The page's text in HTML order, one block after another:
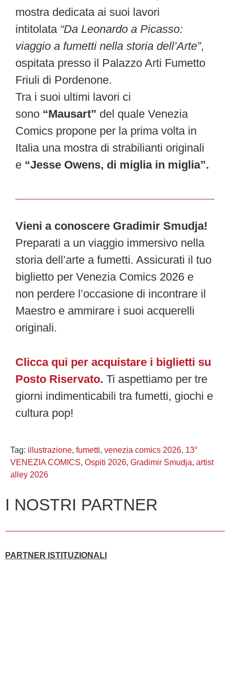
mostra dedicata ai suoi lavori
intitolata “Da Leonardo a Picasso:
viaggio a fumetti nella storia dell’Arte”,
ospitata presso il Palazzo Arti Fumetto
Friuli di Pordenone.
Tra i suoi ultimi lavori ci
sono “Mausart” del quale Venezia
Comics propone per la prima volta in
Italia una mostra di strabilianti originali
e “Jesse Owens, di miglia in miglia”.
Vieni a conoscere Gradimir Smudja!
Preparati a un viaggio immersivo nella
storia dell’arte a fumetti. Assicurati il tuo
biglietto per Venezia Comics 2026 e
non perdere l’occasione di incontrare il
Maestro e ammirare i suoi acquerelli
originali.
Clicca qui per acquistare i biglietti su
Posto Riservato. Ti aspettiamo per tre
giorni indimenticabili tra fumetti, giochi e
cultura pop!
Tag: illustrazione, fumetti, venezia comics 2026, 13°
VENEZIA COMICS, Ospiti 2026, Gradimir Smudja, artist
alley 2026
I NOSTRI PARTNER
PARTNER ISTITUZIONALI